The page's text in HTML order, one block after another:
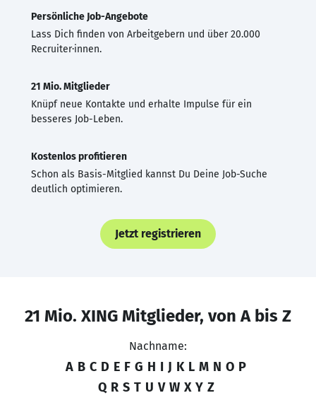
Persönliche Job-Angebote
Lass Dich finden von Arbeitgebern und über 20.000
Recruiter·innen.
21 Mio. Mitglieder
Knüpf neue Kontakte und erhalte Impulse für ein
besseres Job-Leben.
Kostenlos profitieren
Schon als Basis-Mitglied kannst Du Deine Job-Suche
deutlich optimieren.
Jetzt registrieren
21 Mio. XING Mitglieder, von A bis Z
Nachname:
A B C D E F G H I J K L M N O P
Q R S T U V W X Y Z